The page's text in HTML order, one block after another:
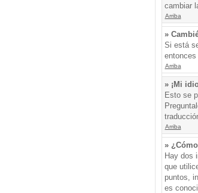
cambiar
Arriba
»
Si está
Arriba
» ¡Mi
Esto se
Arriba
»
Hay dos
que
puntos,
es